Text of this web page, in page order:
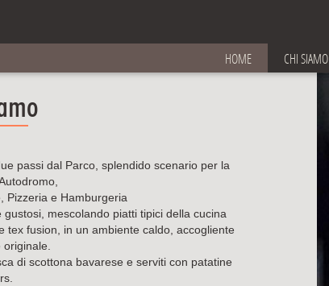
HOME(current)CHI SIAMO
passi dal Parco, splendido scenario per la
Pizzeria e Hamburgeria
mescolando piatti tipici della cucina
tex fusion, in un ambiente caldo, accogliente
di scottona bavarese e serviti con patatine